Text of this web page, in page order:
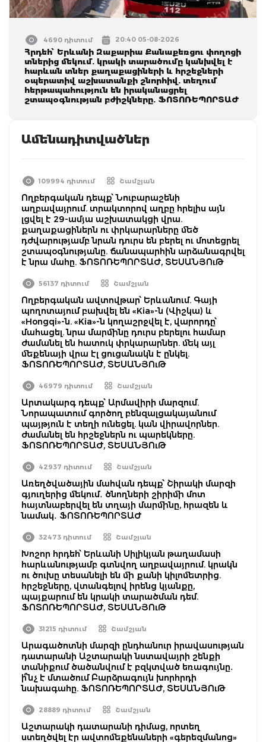
4690 դիտում 20:40 05-08-2026
Հրդեհ՝ Երևանի Զաքարիա Քանաքեռցու փողոցի
տներից մեկում. կրակի տարածումը կանխվել է
հարևան տներ քաղաքացիների և հրշեջների
օպերատիվ աշխատանքի շնորհիվ. տեղում
հերթապահություն են իրականացրել
շտապօգնության բժիշկները. ՖՈՏՈՌԵՊՈՐՏԱԺ
Ամենադիտվածներ
109994 դիտում Շամշյան
Ողբերգական դեպք՝ Նուբարաշենի
աղբավայրում. տրակտորով աղբը հրելիս այն
լցվել է 29-ամյա աշխատակցի վրա.
քաղաքացիներն ու փրկարարները մեծ
դժվարությամբ նրան դուրս են բերել ու մոտեցրել
շտապօգնությանը. ճանապարհին արձանագրվել
է նրա մահը. ՖՈՏՈՌԵՊՈՐՏԱԺ, ՏԵՍԱՆՅՈւԹ
56137 դիտում Շամշյան
Ողբերգական ավտովթար՝ Երևանում. Գայի
պողոտայում բախվել են «Kia»-ն (Վիշկա) և
«Hongqi»-ն. «Kia»-ն կողաշրջվել է, վարորդը՝
մահացել. նրա մարմինը դուրս բերելու համար
ժամանել են հատուկ փրկարարներ. մեկ այլ
մեքենայի վրա էլ ցուցանակն է ընկել.
ՖՈՏՈՌԵՊՈՐՏԱԺ, ՏԵՍԱՆՅՈւԹ
46979 դիտում Շամշյան
Արտակարգ դեպք՝ Արմավիրի մարզում.
Նորապատում գործող բենզալցակայանում
պայթյուն է տեղի ունեցել. կան վիրավորներ.
ժամանել են հրշեջներն ու պարեկները.
ՖՈՏՈՌԵՊՈՐՏԱԺ, ՏԵՍԱՆՅՈւԹ
42937 դիտում Շամշյան
Առեղծվածային մահվան դեպք՝ Շիրակի մարզի
գյուղերից մեկում․ ծնողների շիրիմի մոտ
հայտնաբերվել են տղայի մարմինը, հրազեն և
նամակ․ ՖՈՏՈՌԵՊՈՐՏԱԺ
32473 դիտում Շամշյան
Խոշոր հրդեհ՝ Երևանի Սիլիկյան թաղամասի
հարևանությամբ գտնվող աղբավայրում. կրակն
ու ծուխը տեսանելի են մի քանի կիլոմետրից.
հրշեջները, վտանգելով իրենց կյանքը,
պայքարում են կրակի տարածման դեմ.
ՖՈՏՈՌԵՊՈՐՏԱԺ, ՏԵՍԱՆՅՈւԹ
31215 դիտում Շամշյան
Արագածոտնի մարզի ընդհանուր իրավասության
դատարանի Աշտարակի նստավայրի շենքի
տանիքում ծածանվում է բզկտված եռագույնը․
ի՞նչ է մտածում Բարձրագույն խորհրդի
նախագահը. ՖՈՏՈՌԵՊՈՐՏԱԺ, ՏԵՍԱՆՅՈւԹ
28889 դիտում Շամշյան
Աշտարակի դատարանի դիմաց, որտեղ
ստեղծվել էր ավտոմեքենաների «գերեզմանոց»